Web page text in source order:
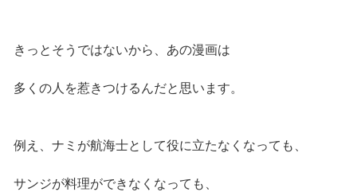
きっとそうではないから、あの漫画は
多くの人を惹きつけるんだと思います。
例え、ナミが航海士として役に立たなくなっても、
サンジが料理ができなくなっても、